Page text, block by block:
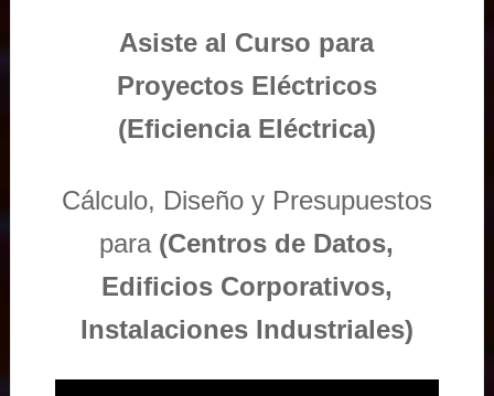
Asiste al Curso para
Proyectos Eléctricos
(Eficiencia Eléctrica)
Cálculo, Diseño y Presupuestos
para (Centros de Datos,
Edificios Corporativos,
Instalaciones Industriales)